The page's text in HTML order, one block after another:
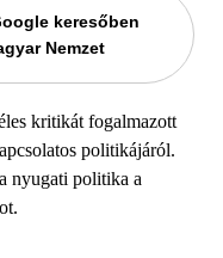
keresőben
Nemzet
kritikát fogalmazott
politikájáról.
nyugati politika a